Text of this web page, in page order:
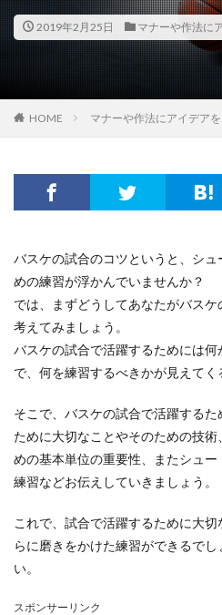
2019年2月25日 マナーや作法に
HOME マナーや作法にアイデアを
バスケの試合のコツというと、シ
めの練習が浮かんでいませんか？
では、まずどうしてあなたがバス
考えてみましょう。
バスケの試合で活躍するためには何
で、何を練習するべきかが見えてく
そこで、バスケの試合で活躍する
ために大切なことやそのための技
めの基本単位の重要性、またシュ
練習などお伝えしていきましょう。
これで、試合で活躍するために大
らに磨きをかけた練習ができるで
い。
スポンサーリンク